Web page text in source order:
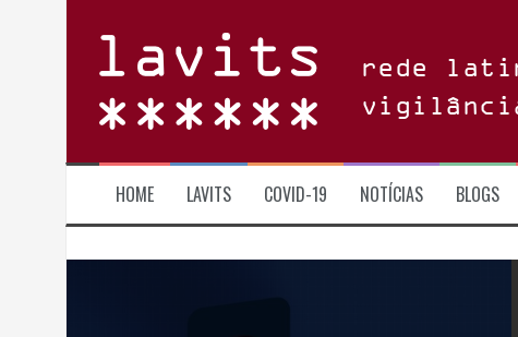
rede
HOME LAVITS COVID-19 NOTÍCIAS BLOGS